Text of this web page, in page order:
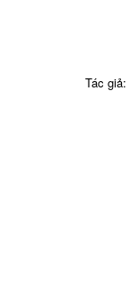
Tác giả: